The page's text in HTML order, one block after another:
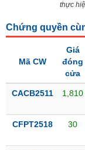
Tâm
thị
thực
Chứng quyền
Mã CW
Giá
đóng
cửa
CACB2511 1,810
CFPT2518 30
DÙNG
THIẾT
YẾU